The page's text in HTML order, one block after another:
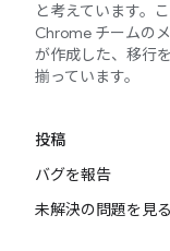
と考えています。
Chrome チームの
が作成した、移行
揃っています。
投稿
バグを報告
未解決の問題を見る